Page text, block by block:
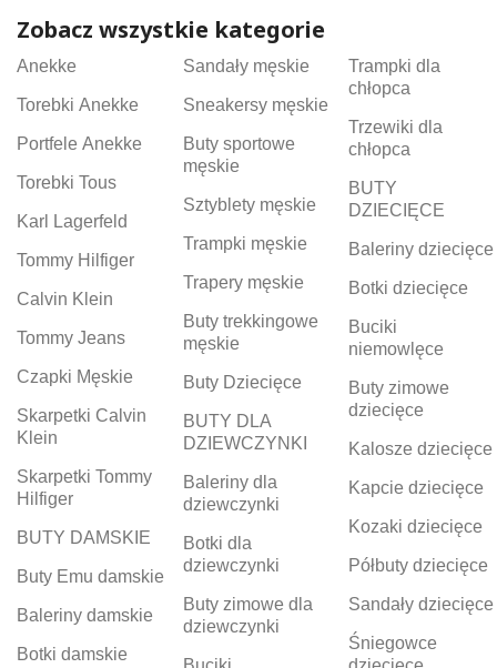
Zobacz wszystkie kategorie
Anekke
Torebki Anekke
Portfele Anekke
Torebki Tous
Karl Lagerfeld
Tommy Hilfiger
Calvin Klein
Tommy Jeans
Czapki Męskie
Skarpetki Calvin
Klein
Skarpetki Tommy
Hilfiger
BUTY DAMSKIE
Buty Emu damskie
Baleriny damskie
Botki damskie
Sandały męskie
Sneakersy męskie
Buty sportowe
męskie
Sztyblety męskie
Trampki męskie
Trapery męskie
Buty trekkingowe
męskie
Buty Dziecięce
BUTY DLA
DZIEWCZYNKI
Baleriny dla
dziewczynki
Botki dla
dziewczynki
Buty zimowe dla
dziewczynki
Trampki dla
chłopca
Trzewiki dla
chłopca
BUTY
DZIECIĘCE
Baleriny dziecięce
Botki dziecięce
Buciki
niemowlęce
Buty zimowe
dziecięce
Kalosze dziecięce
Kapcie dziecięce
Kozaki dziecięce
Półbuty dziecięce
Sandały dziecięce
Śniegowce